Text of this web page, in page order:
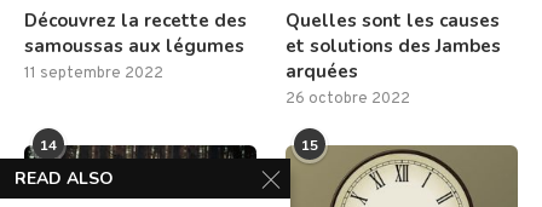
Découvrez la recette des
samoussas aux légumes
11 septembre 2022
Quelles sont les causes
et solutions des Jambes
arquées
26 octobre 2022
14 15
READ ALSO